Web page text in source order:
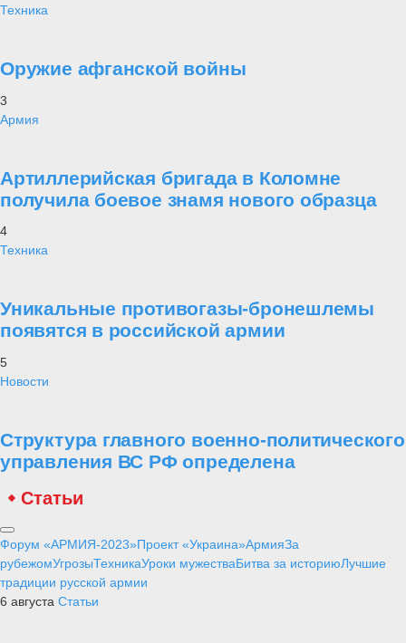
Техника
Оружие афганской войны
3
Армия
Артиллерийская бригада в Коломне
получила боевое знамя нового образца
4
Техника
Уникальные противогазы-бронешлемы
появятся в российской армии
5
Новости
Структура главного военно-политического
управления ВС РФ определена
Статьи
Форум «АРМИЯ-2023»Проект «Украина»АрмияЗа
рубежомУгрозыТехникаУроки мужестваБитва за историюЛучшие
традиции русской армии
6 августа Статьи